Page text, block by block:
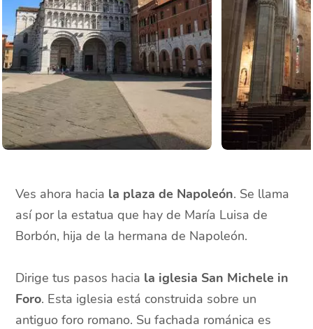
Ves ahora hacia la plaza de Napoleón. Se llama
así por la estatua que hay de María Luisa de
Borbón, hija de la hermana de Napoleón.
Dirige tus pasos hacia la iglesia San Michele in
Foro. Esta iglesia está construida sobre un
antiguo foro romano. Su fachada románica es